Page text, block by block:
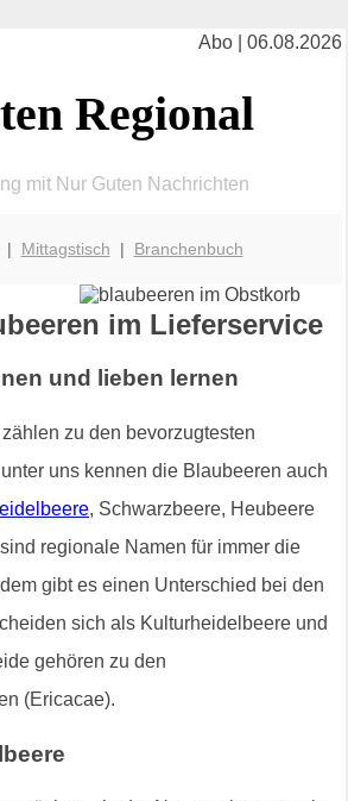
Abo | 06.08.2026
Regional
mit Nur Guten Nachrichten
| Mittagstisch | Branchenbuch
im Lieferservice
und lieben lernen
zu den bevorzugtesten
uns kennen die Blaubeeren auch
, Schwarzbeere, Heubeere
regionale Namen für immer die
gibt es einen Unterschied bei den
sich als Kulturheidelbeere und
gehören zu den
(Ericacae).